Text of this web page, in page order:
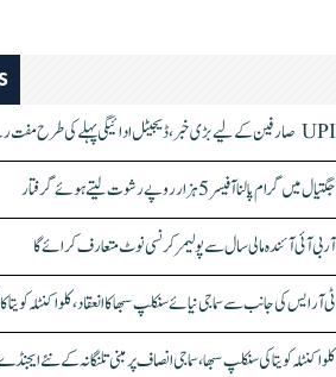
UPI صارفین کے لیے بڑی خبر، ڈیجیٹل ادائیگی پہلے کی طرح مفت رہے گی
جگتیال میں گرام پالنا آفیسر 5 ہزار روپے رشوت لیتے ہوئے گرفتار
آر بی آئی آئندہ مالی سال سے پولیمر کرنسی نوٹ متعارف کرائے گا
ٹی آر ایس کی جانب سے سماجی نیائے سنکلپ سبھا کا انعقاد، کلواکنٹلہ کویتا
کلواکنٹلہ کویتا کی سنکلپ سبھا، سماجی انصاف پر مبنی تلنگانہ کے نئے